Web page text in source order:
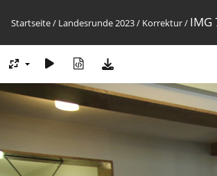
Startseite/ Landesrunde 2023/ Korrektur/ IMG